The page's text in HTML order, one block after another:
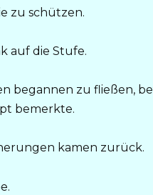
zu schützen.
auf die Stufe.
begannen zu fließen,
bemerkte.
kamen zurück.